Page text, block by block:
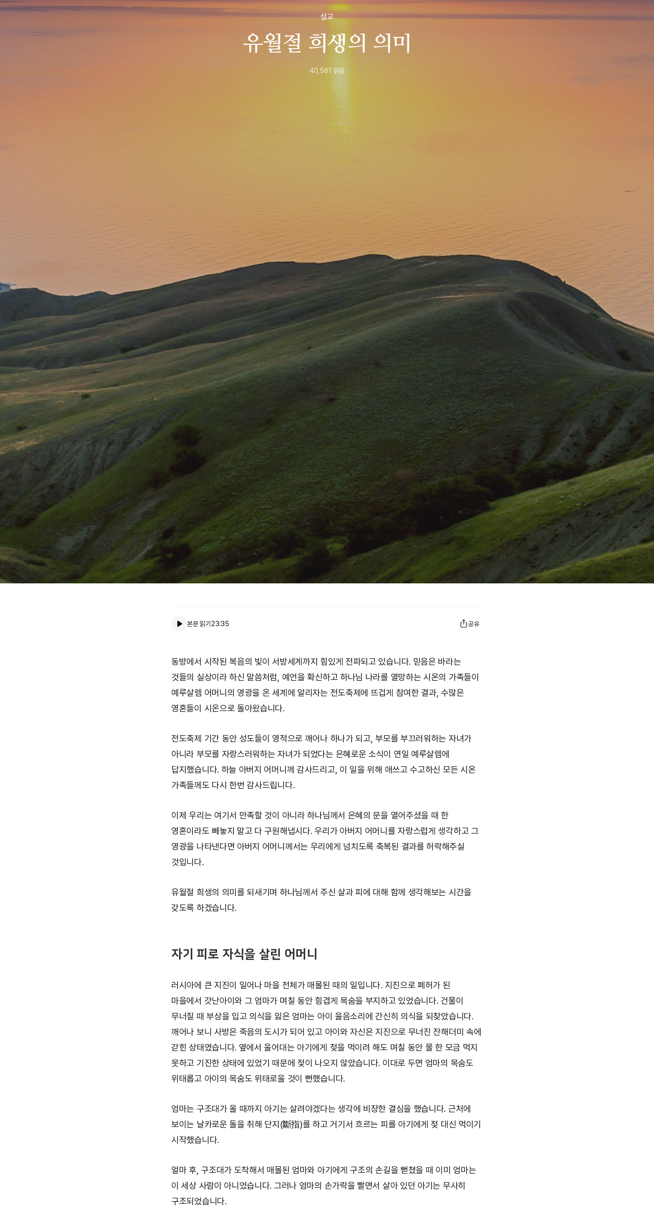
설교
유월절 희생의 의미
2020년
40,561 읽음
본문 읽기23:35 공유
동방에서 시작된 복음의 빛이 서방세계까지 힘있게 전파되고 있습니다. 믿음은 바라는
것들의 실상이라 하신 말씀처럼, 예언을 확신하고 하나님 나라를 열망하는 시온의 가족들이
예루살렘 어머니의 영광을 온 세계에 알리자는 전도축제에 뜨겁게 참여한 결과, 수많은
영혼들이 시온으로 돌아왔습니다.
전도축제 기간 동안 성도들이 영적으로 깨어나 하나가 되고, 부모를 부끄러워하는 자녀가
아니라 부모를 자랑스러워하는 자녀가 되었다는 은혜로운 소식이 연일 예루살렘에
답지했습니다. 하늘 아버지 어머니께 감사드리고, 이 일을 위해 애쓰고 수고하신 모든 시온
가족들께도 다시 한번 감사드립니다.
이제 우리는 여기서 만족할 것이 아니라 하나님께서 은혜의 문을 열어주셨을 때 한
영혼이라도 빼놓지 말고 다 구원해냅시다. 우리가 아버지 어머니를 자랑스럽게 생각하고 그
영광을 나타낸다면 아버지 어머니께서는 우리에게 넘치도록 축복된 결과를 허락해주실
것입니다.
유월절 희생의 의미를 되새기며 하나님께서 주신 살과 피에 대해 함께 생각해보는 시간을
갖도록 하겠습니다.
자기 피로 자식을 살린 어머니
러시아에 큰 지진이 일어나 마을 전체가 매몰된 때의 일입니다. 지진으로 폐허가 된
마을에서 갓난아이와 그 엄마가 며칠 동안 힘겹게 목숨을 부지하고 있었습니다. 건물이
무너질 때 부상을 입고 의식을 잃은 엄마는 아이 울음소리에 간신히 의식을 되찾았습니다.
깨어나 보니 사방은 죽음의 도시가 되어 있고 아이와 자신은 지진으로 무너진 잔해더미 속에
갇힌 상태였습니다. 옆에서 울어대는 아기에게 젖을 먹이려 해도 며칠 동안 물 한 모금 먹지
못하고 기진한 상태에 있었기 때문에 젖이 나오지 않았습니다. 이대로 두면 엄마의 목숨도
위태롭고 아이의 목숨도 위태로울 것이 뻔했습니다.
엄마는 구조대가 올 때까지 아기는 살려야겠다는 생각에 비장한 결심을 했습니다. 근처에
보이는 날카로운 돌을 취해 단지(斷指)를 하고 거기서 흐르는 피를 아기에게 젖 대신 먹이기
시작했습니다.
얼마 후, 구조대가 도착해서 매몰된 엄마와 아기에게 구조의 손길을 뻗쳤을 때 이미 엄마는
이 세상 사람이 아니었습니다. 그러나 엄마의 손가락을 빨면서 살아 있던 아기는 무사히
구조되었습니다.